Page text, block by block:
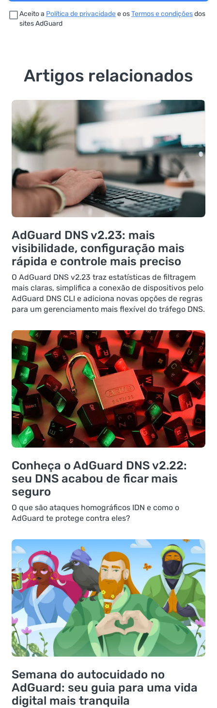
Aceito a Política de privacidadee osTermos e condiçõesdos
sites AdGuard
Artigos relacionados
AdGuard DNS v2.23: mais
visibilidade, configuração mais
rápida e controle mais preciso
O AdGuard DNS v2.23 traz estatísticas de filtragem
mais claras, simplifica a conexão de dispositivos pelo
AdGuard DNS CLI e adiciona novas opções de regras
para um gerenciamento mais flexível do tráfego DNS.
Conheça o AdGuard DNS v2.22:
seu DNS acabou de ficar mais
seguro
O que são ataques homográficos IDN e como o
AdGuard te protege contra eles?
Semana do autocuidado no
AdGuard: seu guia para uma vida
digital mais tranquila